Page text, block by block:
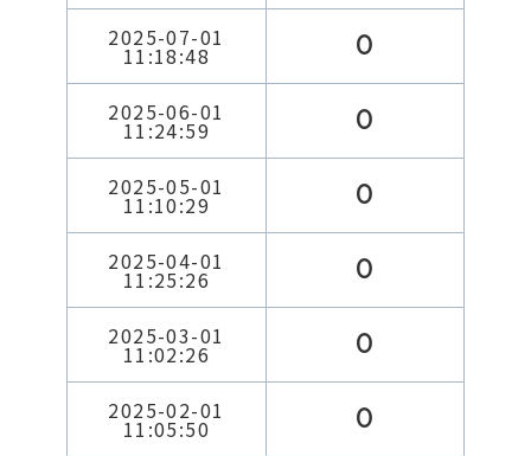
2025-07-01
11:18:48 0
2025-06-01
11:24:59 0
2025-05-01
11:10:29 0
2025-04-01
11:25:26 0
2025-03-01
11:02:26 0
2025-02-01
11:05:50 0